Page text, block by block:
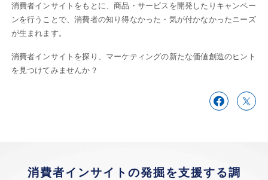
消費者インサイトをもとに、商品・サービスを開発したりキャンペー
ンを行うことで、消費者の知り得なかった・気が付かなかったニーズ
が生まれます。
消費者インサイトを探り、マーケティングの新たな価値創造のヒント
を見つけてみませんか？
消費者インサイトの発掘を支援する調